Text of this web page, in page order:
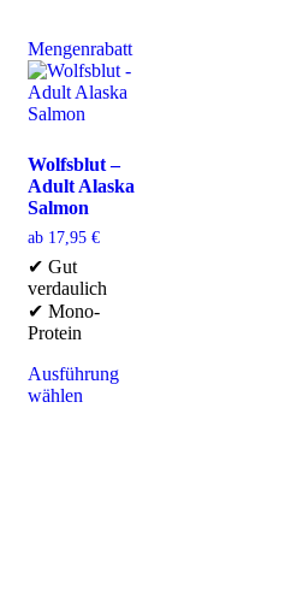
Mengenrabatt
Wolfsblut –
Adult Alaska
Salmon
ab 17,95 €
✔ Gut
verdaulich
✔ Mono-
Protein
Ausführung
wählen